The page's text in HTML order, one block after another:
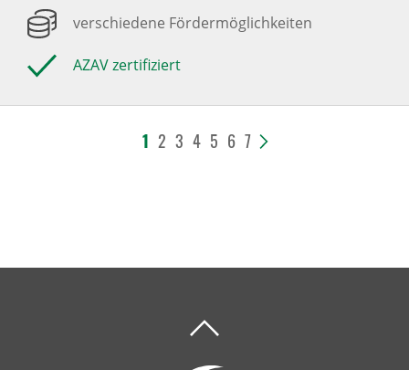
verschiedene Fördermöglichkeiten
AZAV zertifiziert
1 2 3 4 5 6 7 >